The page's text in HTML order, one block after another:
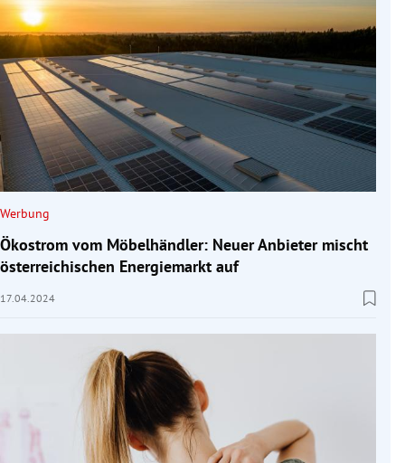
Werbung
Ökostrom vom Möbelhändler: Neuer Anbieter mischt
österreichischen Energiemarkt auf
17.04.2024